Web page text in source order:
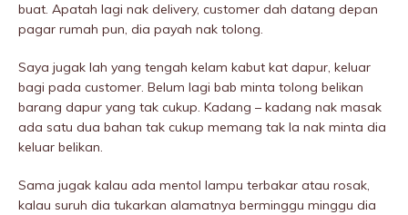
buat. Apatah lagi nak delivery, customer dah datang depan
pagar rumah pun, dia payah nak tolong.
Saya jugak lah yang tengah kelam kabut kat dapur, keluar
bagi pada customer. Belum lagi bab minta tolong belikan
barang dapur yang tak cukup. Kadang – kadang nak masak
ada satu dua bahan tak cukup memang tak la nak minta dia
keluar belikan.
Sama jugak kalau ada mentol lampu terbakar atau rosak,
kalau suruh dia tukarkan alamatnya berminggu minggu dia